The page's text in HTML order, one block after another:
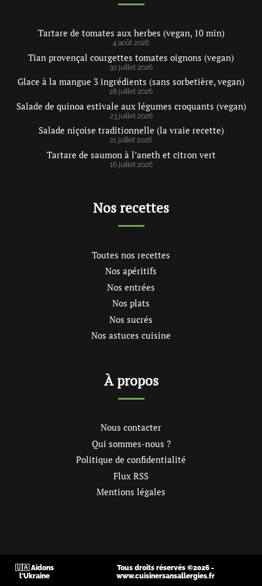
Tartare de tomates aux herbes (vegan, 10 min)
4 août 2026
Tian provençal courgettes tomates oignons (vegan)
30 juillet 2026
Glace à la mangue 3 ingrédients (sans sorbetière, vegan)
28 juillet 2026
Salade de quinoa estivale aux légumes croquants (vegan)
23 juillet 2026
Salade niçoise traditionnelle (la vraie recette)
21 juillet 2026
Tartare de saumon à l’aneth et citron vert
16 juillet 2026
Nos recettes
Toutes nos recettes
Nos apéritifs
Nos entrées
Nos plats
Nos sucrés
Nos astuces cuisine
À propos
Nous contacter
Qui sommes-nous ?
Politique de confidentialité
Flux RSS
Mentions légales
🇺🇦 Aidons
l'Ukraine
Tous droits réservés ©2026 -
www.cuisinersansallergies.fr